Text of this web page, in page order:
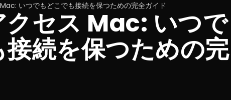
いつでもどこでも接続を保つための完全ガイド
クセス Mac: いつで
接続を保つための完